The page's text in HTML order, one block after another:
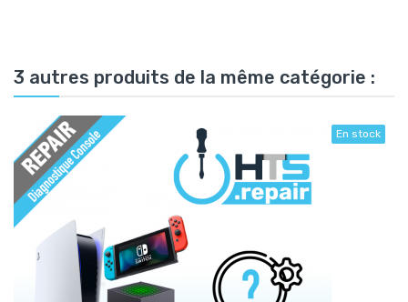
3 autres produits de la même catégorie :
En stock